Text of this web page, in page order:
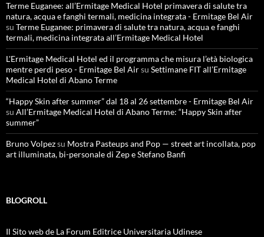
Terme Euganee: all’Ermitage Medical Hotel primavera di salute tra
natura, acqua e fanghi termali, medicina integrata - Ermitage Bel Air
su Terme Euganee: primavera di salute tra natura, acqua e fanghi
termali, medicina integrata all’Ermitage Medical Hotel
L'Ermitage Medical Hotel ed il programma che misura l’età biologica
mentre perdi peso - Ermitage Bel Airsu Settimane FIT all’Ermitage
Medical Hotel di Abano Terme
“Happy Skin after summer” dal 18 al 26 settembre - Ermitage Bel Air
su All’Ermitage Medical Hotel di Abano Terme: “Happy Skin after
summer”
Bruno Volpezsu Mostra Pasteups and Pop — street art incollata, pop
art illuminata, bi-personale di Zep e Stefano Banfi
BLOGROLL
Il Sito web de La Forum Editrice Universitaria Udinese